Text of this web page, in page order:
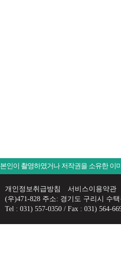
본인이 촬영하였거나 저작권을 소유한 이
개인정보취급방침 서비스이용약관
(우)471-828 주소: 경기도 구리시 수
Tel : 031) 557-0350 / Fax : 031) 564-